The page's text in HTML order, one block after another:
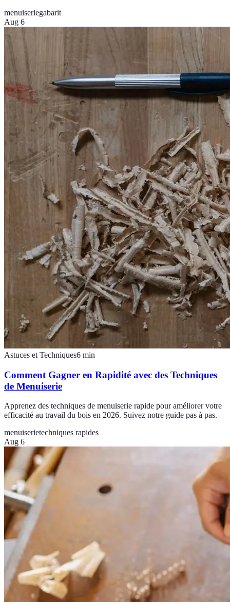
menuiseriegabarit
Aug 6
Astuces et Techniques6 min
Comment Gagner en Rapidité avec des Techniques
de Menuiserie
Apprenez des techniques de menuiserie rapide pour améliorer votre
efficacité au travail du bois en 2026. Suivez notre guide pas à pas.
menuiserietechniques rapides
Aug 6